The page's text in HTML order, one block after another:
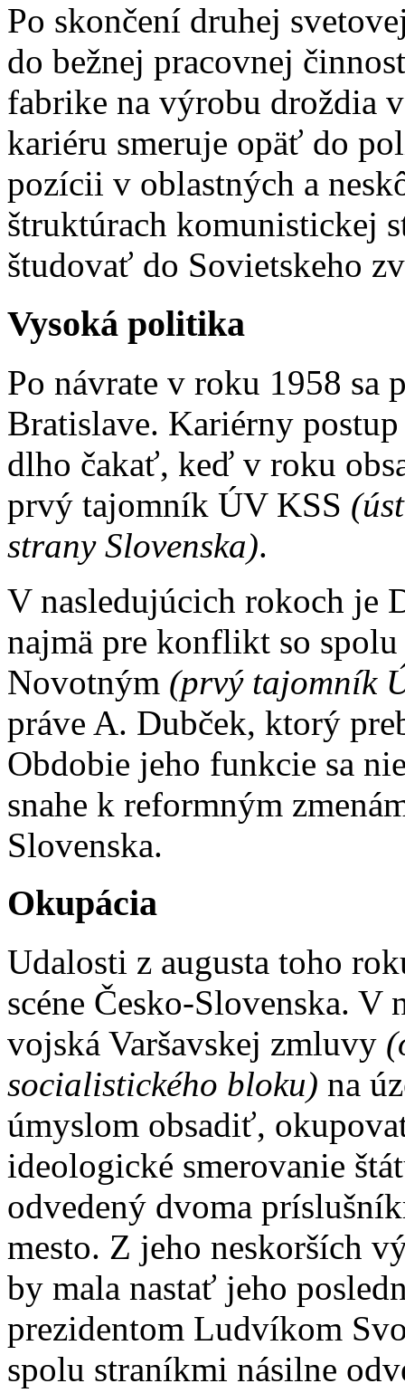
Po skončení druhej
do bežnej pracovnej
fabrike na výrobu droždia
kariéru smeruje opäť do
pozícii v oblastných a
štruktúrach komunistickej
študovať do Sovietskeho
Vysoká politika
Po návrate v roku 1958 sa
Bratislave. Kariérny
dlho čakať, keď v roku
prvý tajomník ÚV KSS
strany Slovenska).
V nasledujúcich rokoch je
najmä pre konflikt so
Novotným (prvý tajomník
práve A. Dubček, ktorý
Obdobie jeho funkcie sa
snahe k reformným
Slovenska.
Okupácia
Udalosti z augusta toho
scéne Česko-Slovenska.
vojská Varšavskej zmluvy
socialistického bloku) na
úmyslom obsadiť,
ideologické smerovanie
odvedený dvoma
mesto. Z jeho neskorších
by mala nastať jeho
prezidentom Ludvíkom
spolu straníkmi násilne